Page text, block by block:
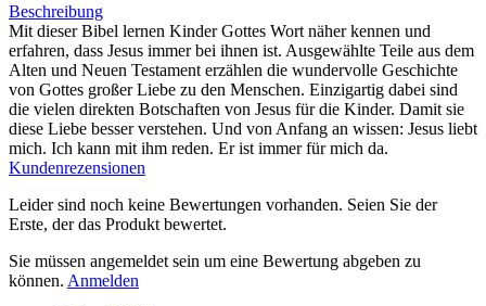
Beschreibung
Mit dieser Bibel lernen Kinder Gottes Wort näher kennen und
erfahren, dass Jesus immer bei ihnen ist. Ausgewählte Teile aus dem
Alten und Neuen Testament erzählen die wundervolle Geschichte
von Gottes großer Liebe zu den Menschen. Einzigartig dabei sind
die vielen direkten Botschaften von Jesus für die Kinder. Damit sie
diese Liebe besser verstehen. Und von Anfang an wissen: Jesus liebt
mich. Ich kann mit ihm reden. Er ist immer für mich da.
Kundenrezensionen
Leider sind noch keine Bewertungen vorhanden. Seien Sie der
Erste, der das Produkt bewertet.
Sie müssen angemeldet sein um eine Bewertung abgeben zu
können. Anmelden